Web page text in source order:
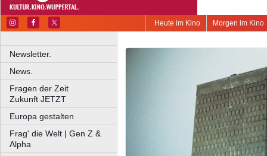
Morgen im Kino
Heute im Kino
Newsletter.
News.
Fragen der Zeit
Zukunft JETZT
Europa gestalten
Frag' die Welt | Gen Z &
Alpha